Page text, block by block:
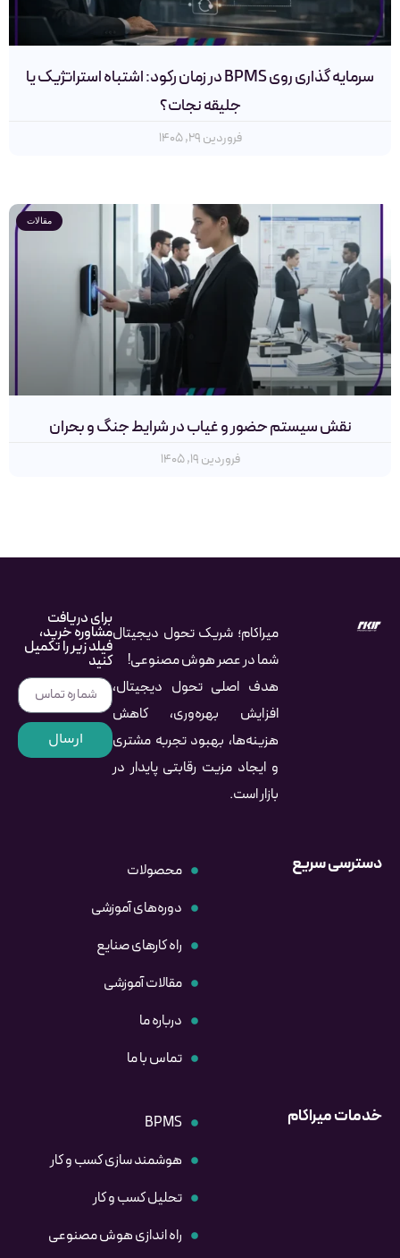
سرمایه گذاری روی BPMS در زمان رکود: اشتباه استراتژیک یا
جلیقه نجات؟
فروردین ۲۹, ۱۴۰۵
مقالات
نقش سیستم‌ حضور و غیاب در شرایط جنگ و بحران
فروردین ۱۹, ۱۴۰۵
میراکام؛ شریک تحول دیجیتال
شما در عصر هوش مصنوعی!
هدف اصلی تحول دیجیتال،
افزایش بهره‌وری، کاهش
هزینه‌ها، بهبود تجربه مشتری
و ایجاد مزیت رقابتی پایدار در
بازار است.
برای دریافت
مشاوره خرید،
فیلد زیر را تکمیل
کنید
ارسال
دسترسی سریع
محصولات
دوره‌های آموزشی
راه کارهای صنایع
مقالات آموزشی
درباره ما
تماس با ما
خدمات میراکام
BPMS
هوشمند سازی کسب و کار
تحلیل کسب و کار
راه اندازی هوش مصنوعی